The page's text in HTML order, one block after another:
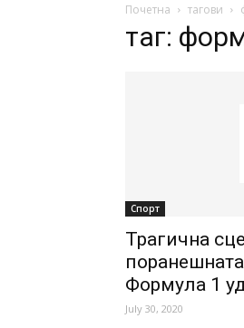
Почетна тагови
таг:
Спорт
Трагична
Формула 1
July 30, 2020